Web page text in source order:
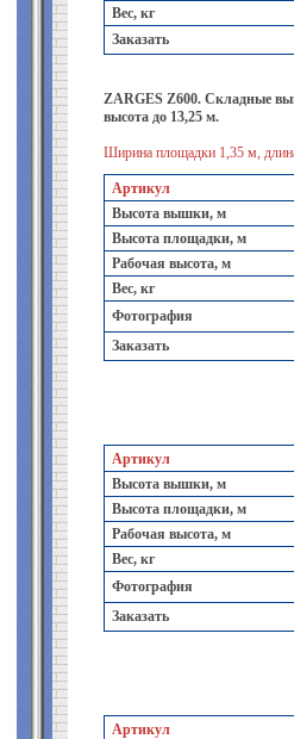
Вес, кг
Заказать
ZARGES Z600. Складные
высота до 13,25 м.
Ширина площадки 1,35 м,
Артикул
Высота вышки, м
Высота площадки, м
Рабочая высота, м
Вес, кг
Фотография
Заказать
Артикул
Высота вышки, м
Высота площадки, м
Рабочая высота, м
Вес, кг
Фотография
Заказать
Артикул